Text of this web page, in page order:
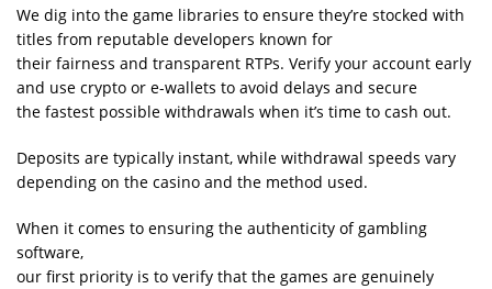
We dig into the game libraries to ensure they’re stocked with
titles from reputable developers known for
their fairness and transparent RTPs. Verify your account early
and use crypto or e-wallets to avoid delays and secure
the fastest possible withdrawals when it’s time to cash out.
Deposits are typically instant, while withdrawal speeds vary
depending on the casino and the method used.
When it comes to ensuring the authenticity of gambling
software,
our first priority is to verify that the games are genuinely